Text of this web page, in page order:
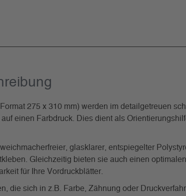
275 x 310 mm) werden im detailgetreuen
einen Farbdruck. Dies dient als
glasklarer, entspiegelter
Gleichzeitig bieten sie auch einen
für Ihre Vordruckblätter.
die sich in z.B. Farbe, Zähnung oder